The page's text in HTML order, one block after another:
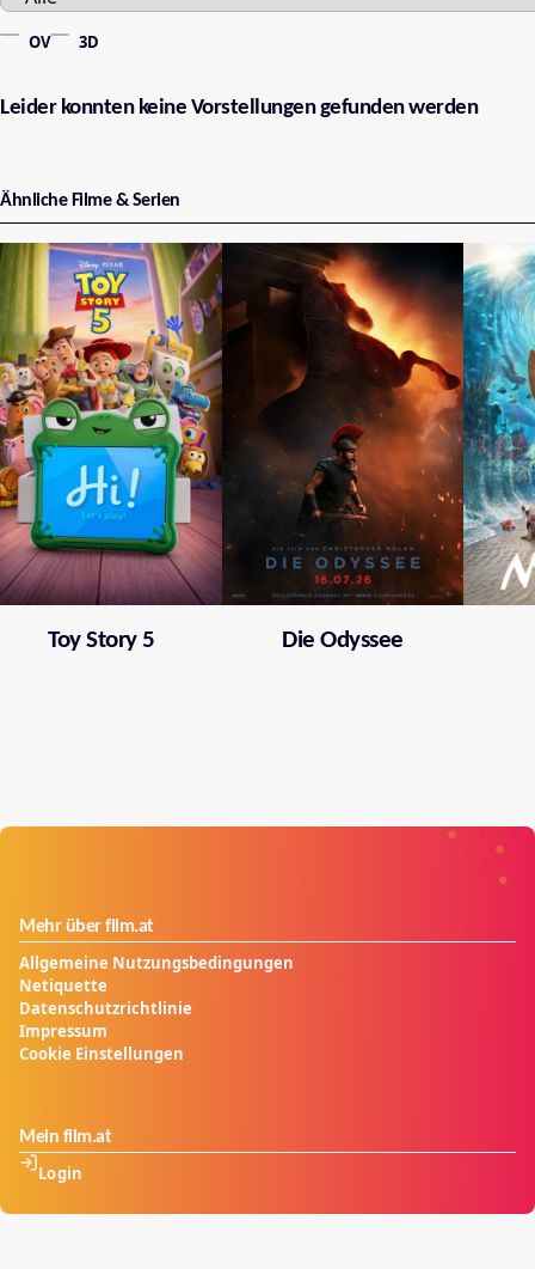
OV 3D
Leider konnten keine Vorstellungen gefunden werden
Ähnliche Filme & Serien
Toy Story 5 Die Odyssee
Mehr über film.at
Allgemeine Nutzungsbedingungen
Netiquette
Datenschutzrichtlinie
Impressum
Cookie Einstellungen
Mein film.at
Login